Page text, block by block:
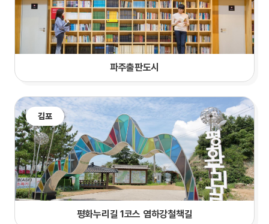
파주출판도시
김포
평화누리길 1코스 염하강철책길